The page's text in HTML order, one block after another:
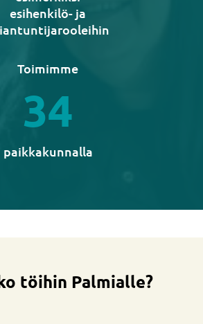
esihenkilö- ja
Toimimme
34
paikkakunnalla
töihin Palmialle?